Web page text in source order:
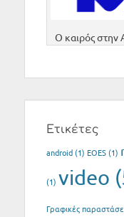
O καιρός
Ετικέτες
android(1) EOES(1)
(1) video
Γραφικές